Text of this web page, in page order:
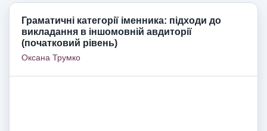
Граматичні категорії іменника: підходи до
викладання в іншомовній авдиторії
(початковий рівень)
Оксана Трумко